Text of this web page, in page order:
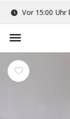
Vor 15:00 Uhr